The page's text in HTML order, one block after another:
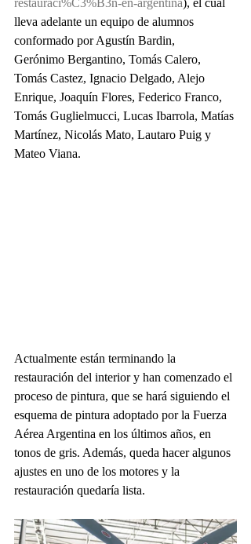
restauraci%C3%B3n-en-argentina), el cual
lleva adelante un equipo de alumnos
conformado por Agustín Bardin,
Gerónimo Bergantino, Tomás Calero,
Tomás Castez, Ignacio Delgado, Alejo
Enrique, Joaquín Flores, Federico Franco,
Tomás Guglielmucci, Lucas Ibarrola, Matías
Martínez, Nicolás Mato, Lautaro Puig y
Mateo Viana.
Actualmente están terminando la
restauración del interior y han comenzado el
proceso de pintura, que se hará siguiendo el
esquema de pintura adoptado por la Fuerza
Aérea Argentina en los últimos años, en
tonos de gris. Además, queda hacer algunos
ajustes en uno de los motores y la
restauración quedaría lista.